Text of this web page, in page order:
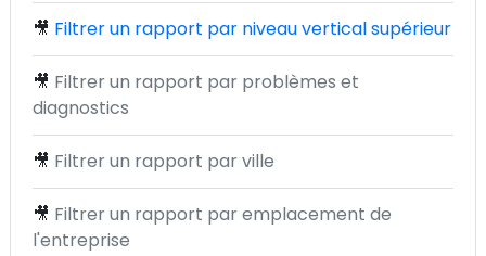
🎥 Filtrer un rapport par niveau vertical supérieur
🎥 Filtrer un rapport par problèmes et
diagnostics
🎥 Filtrer un rapport par ville
🎥 Filtrer un rapport par emplacement de
l'entreprise